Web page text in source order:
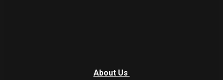
About Us